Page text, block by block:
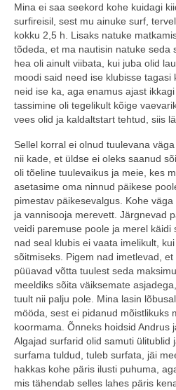
Reisid
Toimunud reisid
Kontakt
Uudised ja blogi
Mina ei saa seekord kohe kuidagi
surfireisil, sest mu ainuke surf,
kokku 2,5 h. Lisaks natuke
tõdeda, et ma nautisin natuke seda
hea oli ainult viibata, kui juba olid
moodi said need ise klubisse tagasi
neid ise ka, aga enamus ajast
tassimine oli tegelikult kõige
vees olid ja kaldaltstart tehtud, siis
Sellel korral ei olnud tuulevana
nii kade, et üldse ei oleks saanud
oli tõeline tuulevaikus ja meie, kes
asetasime oma ninnud päikese
pimestav päikesevalgus. Kohe
ja vannisooja merevett. Järgnevad
veidi paremuse poole ja merel käidi
nad seal klubis ei vaata imelikult,
sõitmiseks. Pigem nad imetlevad,
püüavad võtta tuulest seda
meeldiks sõita väiksemate
tuult nii palju pole. Mina lasin
mööda, sest ei pidanud mõistlikuks
koormama. Õnneks hoidsid Andrus
Algajad surfarid olid samuti ülitublid
surfama tuldud, tuleb surfata, jäi
hakkas kohe päris ilusti puhuma,
mis tähendab selles lahes päris